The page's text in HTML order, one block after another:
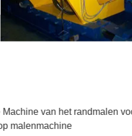
Machine van het randmalen
malenmachine